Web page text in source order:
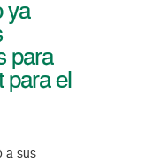
ya
para
para el
a sus